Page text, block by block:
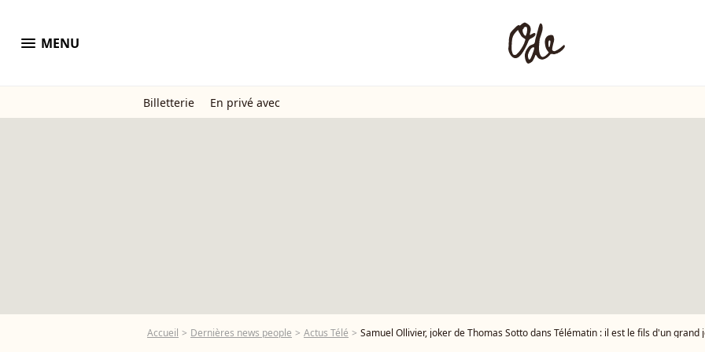
menu MENU
Billetterie En privé avec
Accueil Dernières news people Actus Télé Samuel Ollivier, joker de Thomas Sotto dans Télématin : il est le fils d'un